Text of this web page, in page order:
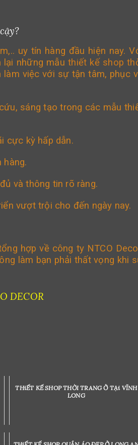
uy tín hàng đầu hiện nay.
lại những mẫuthiết kế shop
việc với sự tận tâm, phục
sáng tạo trong các mẫu
cực kỳ hấp dẫn.
hàng.
và thông tin rõ ràng.
vượt trội cho đến ngày nay.
hợp về công ty NTCO
làm bạn phải thất vọng khi
DECOR
THiẾT KẾ SHOP THỜI TRANG Ở TẠi VĨNH
LONG